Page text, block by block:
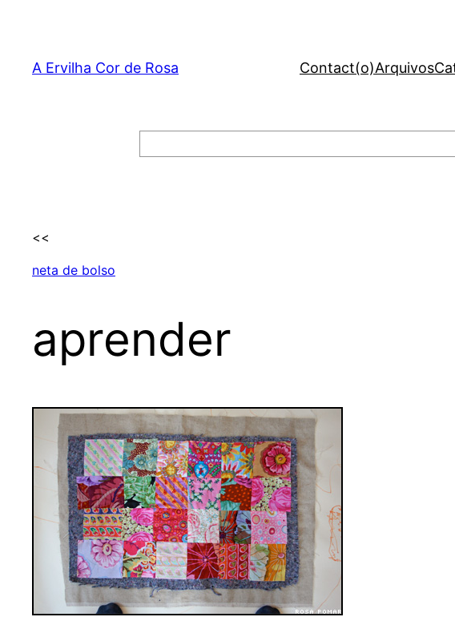
content
A Ervilha Cor de Rosa Contact(o)Arquivos
<<
neta de bolso
aprender